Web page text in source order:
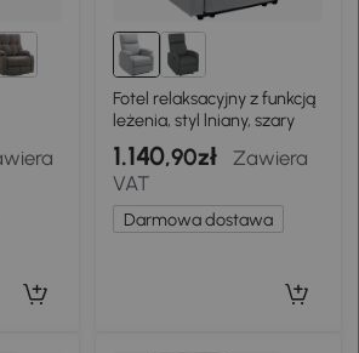
Fotel relaksacyjny z funkcją
leżenia, styl lniany, szary
1.140,90zł
Zawiera
VAT
Darmowa dostawa